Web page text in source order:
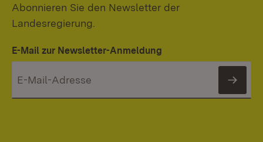
Abonnieren Sie den Newsletter der
Landesregierung.
E-Mail zur Newsletter-Anmeldung